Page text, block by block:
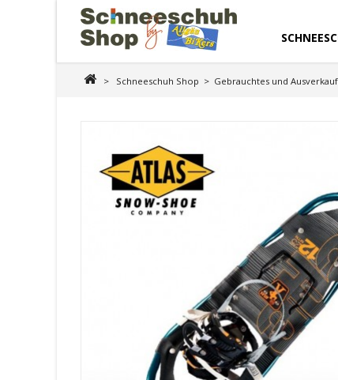
> Schneeschuh Shop > Gebrauchtes und